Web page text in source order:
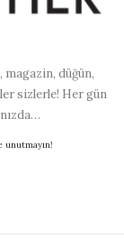
magazin, düğün,
sizlerle! Her gün
unutmayın!